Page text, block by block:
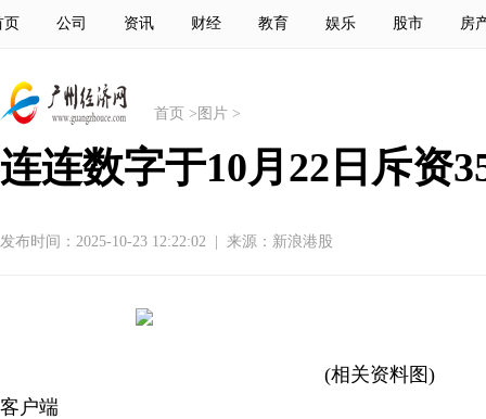
页 公司 资讯 财经 教育 娱乐 股市 房
首页 > 图片 >
连连数字于10月22日斥资
发布时间：2025-10-23 12:22:02 来源：新浪港股
(相关资料图)
客户端